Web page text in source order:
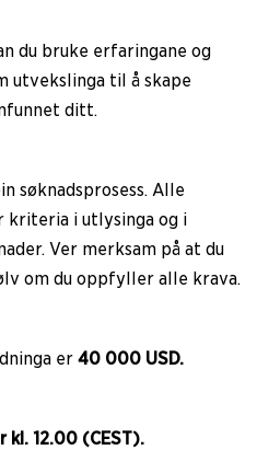
du bruke erfaringane og
utvekslinga til å skape
ditt.
søknadsprosess. Alle
i utlysinga og i
Ver merksam på at du
om du oppfyller alle krava.
er 40 000 USD.
12.00 (CEST).